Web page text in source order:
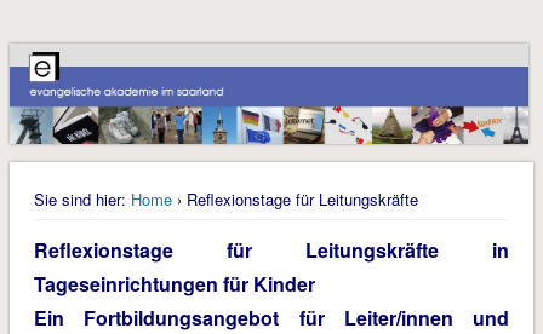
Sie sind hier: Home› Reflexionstage für Leitungskräfte
Reflexionstage für Leitungskräfte in
Tageseinrichtungen für Kinder
Ein Fortbildungsangebot für Leiter/innen und